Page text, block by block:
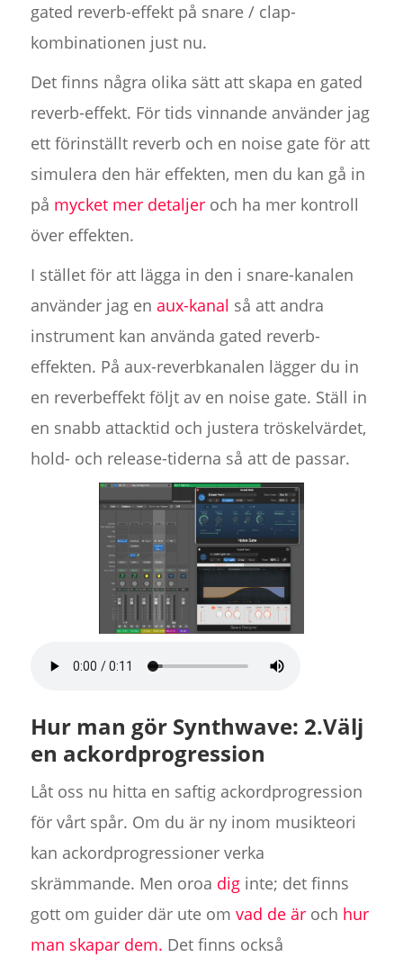
gated reverb-effekt på snare / clap-
kombinationen just nu.
Det finns några olika sätt att skapa en gated
reverb-effekt. För tids vinnande använder jag
ett förinställt reverb och en noise gate för att
simulera den här effekten, men du kan gå in
på mycket mer detaljeroch ha mer kontroll
över effekten.
I stället för att lägga in den i snare-kanalen
använder jag en aux-kanal så att andra
instrument kan använda gated reverb-
effekten. På aux-reverbkanalen lägger du in
en reverbeffekt följt av en noise gate. Ställ in
en snabb attacktid och justera tröskelvärdet,
hold- och release-tiderna så att de passar.
Hur man gör Synthwave: 2.Välj
en ackordprogression
Låt oss nu hitta en saftig ackordprogression
för vårt spår. Om du är ny inom musikteori
kan ackordprogressioner verka
skrämmande. Men oroa diginte; det finns
gott om guider där ute om vad de äroch hur
man skapar dem. Det finns också